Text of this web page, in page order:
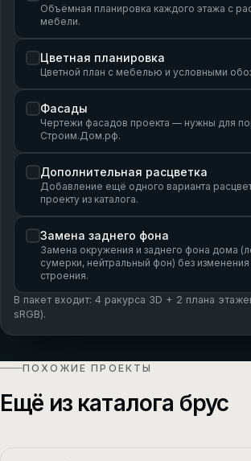
Объёмная планировка каждого этажа с
мебели.
Цветная планировка
Цветной план с мебелью и условными
Фасады
Чертежи фасадов проекта — нужны для
Строим.Дом.рф.
Дополнительная расцветка
Добавление ещё одного варианта
проекту из каталога.
Замена заднего фона
Замена окружения и заднего фона дома
сумерки, нейтральный фон) без
строения.
В пакет входит: 4 ракурса 3D + 2 плана
sRGB).
ПОХОЖИЕ ПРОЕКТЫ
Ещё из каталога брус